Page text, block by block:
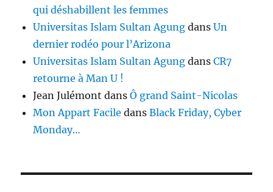
qui déshabillent les femmes
Universitas Islam Sultan Agung dansUn
dernier rodéo pour l’Arizona
Universitas Islam Sultan Agung dansCR7
retourne à Man U !
Jean Julémont dansÔ grand Saint-Nicolas
Mon Appart Facile dansBlack Friday, Cyber
Monday…